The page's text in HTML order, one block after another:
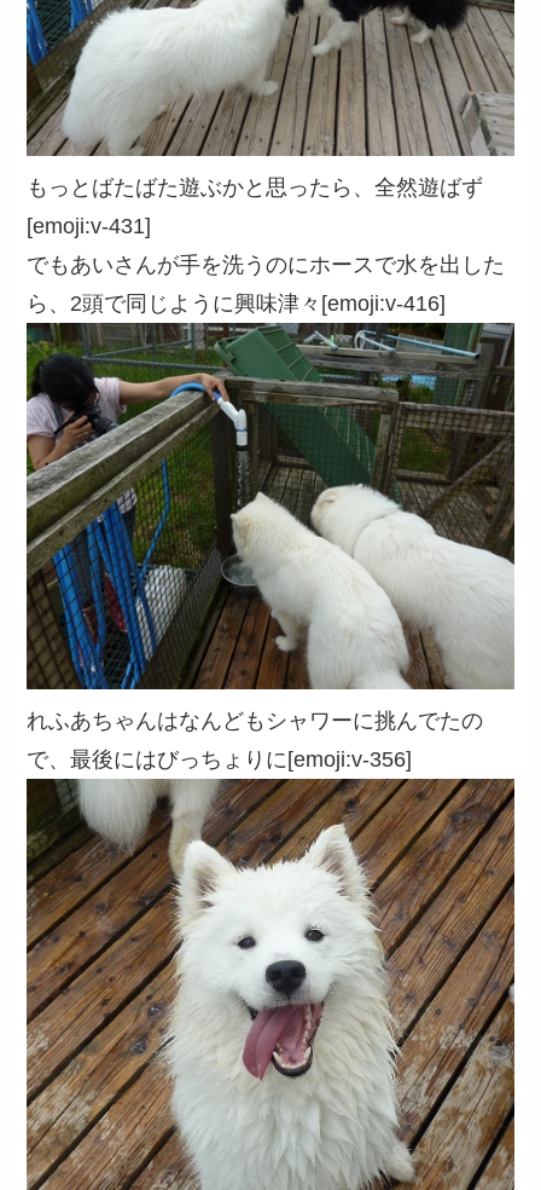
もっとばたばた遊ぶかと思ったら、全然遊ばず
[emoji:v-431]
でもあいさんが手を洗うのにホースで水を出した
ら、2頭で同じように興味津々[emoji:v-416]
れふあちゃんはなんどもシャワーに挑んでたの
で、最後にはびっちょりに[emoji:v-356]